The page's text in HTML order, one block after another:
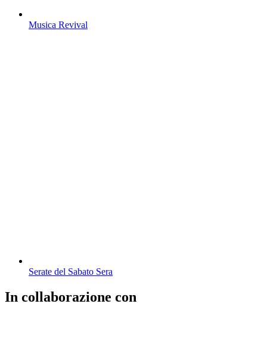
Musica Revival
Serate del Sabato Sera
In collaborazione con